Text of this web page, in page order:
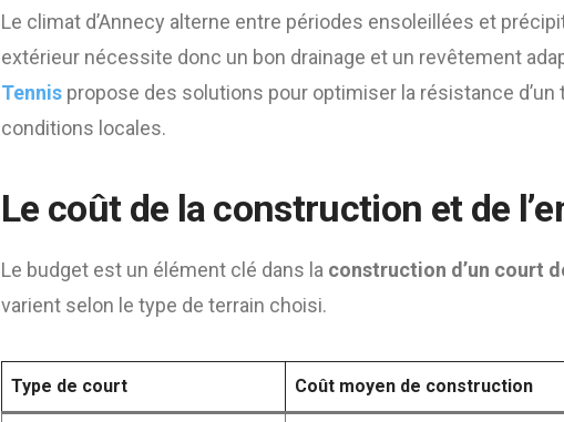
Le climat d’Annecy alterne entre périodes ensoleillées et
extérieur nécessite donc un bon drainage et un revêtement
Tennis propose des solutions pour optimiser la résistance d’un
conditions locales.
Le coût de la construction et de
Le budget est un élément clé dans la construction d’un court
varient selon le type de terrain choisi.
Type de court Coût moyen de construction